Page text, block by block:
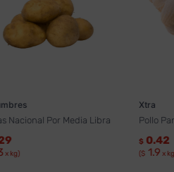
Nacional Por Media Libra
x kg)
Xtra
Pollo
$ 0.42
($ 1.9 x